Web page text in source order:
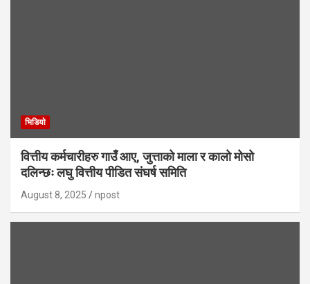
भिडियाे
वित्तीय कर्मचारीहरु गाउँ आए, जुत्ताको माला र कालो मोसो
दलिन्छः लघु वित्तीय पीडित संघर्ष समिति
August 8, 2025 npost